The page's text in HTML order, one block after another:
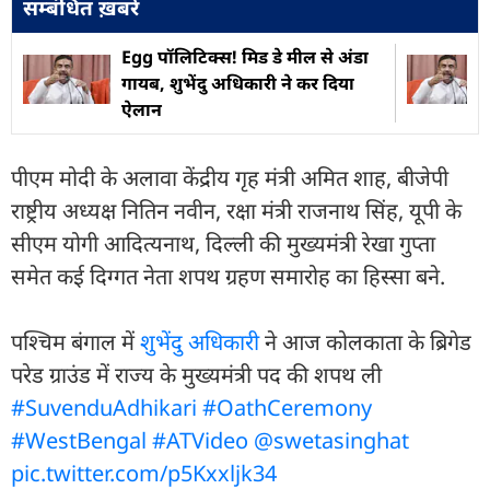
सम्बंधित ख़बरें
Egg पॉलिटिक्स! मिड डे मील से अंडा
गायब, शुभेंदु अधिकारी ने कर दिया
ऐलान
पीएम मोदी के अलावा केंद्रीय गृह मंत्री अमित शाह, बीजेपी
राष्ट्रीय अध्यक्ष नितिन नवीन, रक्षा मंत्री राजनाथ सिंह, यूपी के
सीएम योगी आदित्यनाथ, दिल्ली की मुख्यमंत्री रेखा गुप्ता
समेत कई दिग्गत नेता शपथ ग्रहण समारोह का हिस्सा बने.
पश्चिम बंगाल मेंशुभेंदु अधिकारीने आज कोलकाता के ब्रिगेड
परेड ग्राउंड में राज्य के मुख्यमंत्री पद की शपथ ली
#SuvenduAdhikari #OathCeremony
#WestBengal #ATVideo @swetasinghat
pic.twitter.com/p5Kxxljk34